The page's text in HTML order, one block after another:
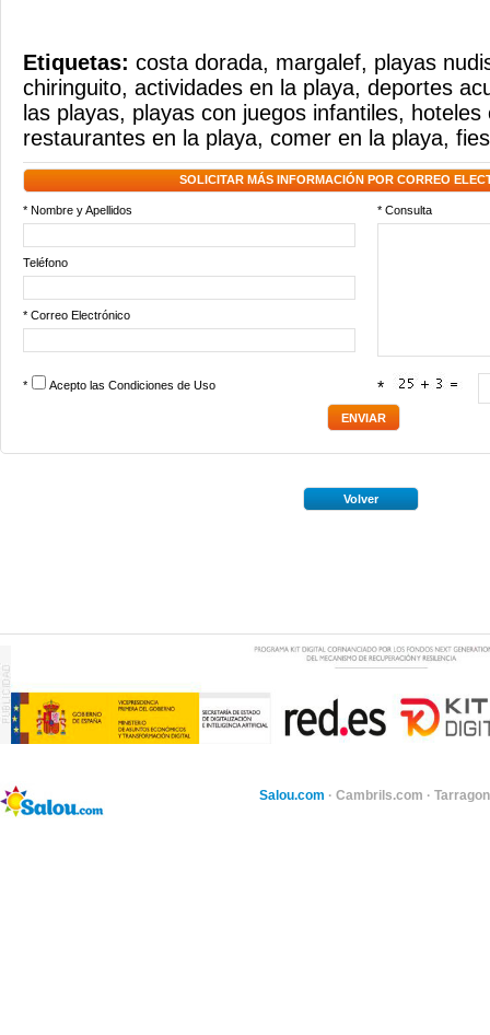
Etiquetas: costa dorada, margalef, playas
chiringuito, actividades en la playa, deportes
las playas, playas con juegos infantiles, hoteles
restaurantes en la playa, comer en la playa,
SOLICITAR MÁS INFORMACIÓN POR CORREO
* Nombre y Apellidos * Consulta
Teléfono
* Correo Electrónico
* Acepto las Condiciones de Uso *
Volver
Salou.com · Cambrils.com ·